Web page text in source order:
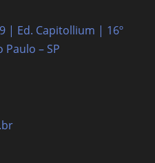
| Ed. Capitollium | 16º
Paulo – SP